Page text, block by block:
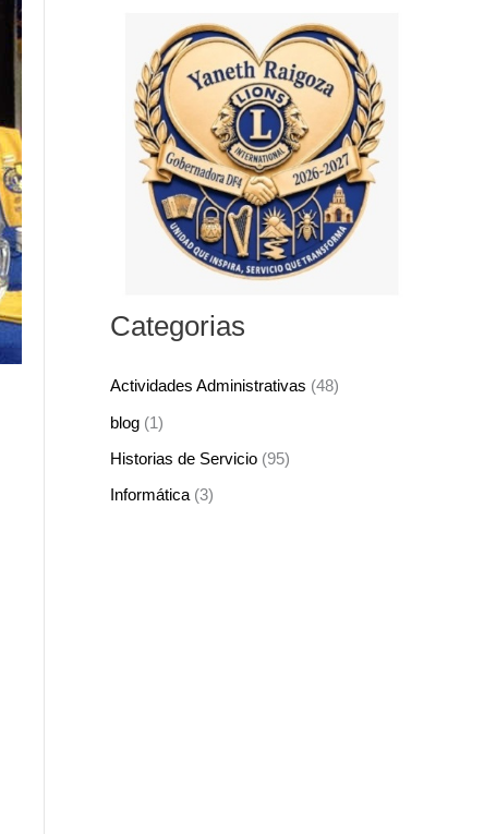
Categorias
Actividades Administrativas (48)
blog(1)
Historias de Servicio(95)
Informática(3)